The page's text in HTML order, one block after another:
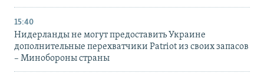
15:40
Нидерланды не могут предоставить Украине
дополнительные перехватчики Patriot из своих запасов
– Минобороны страны